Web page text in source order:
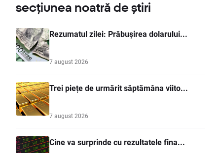
secțiunea noatră de știri
Rezumatul zilei: Prăbușirea dolarului...
7 august 2026
Trei piețe de urmărit săptămâna viito...
7 august 2026
Cine va surprinde cu rezultatele fina...